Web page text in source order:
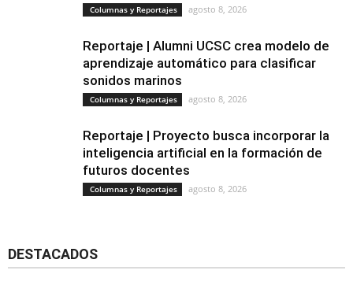
Columnas y Reportajes agosto 8, 2026
Reportaje | Alumni UCSC crea modelo de
aprendizaje automático para clasificar
sonidos marinos
Columnas y Reportajes agosto 8, 2026
Reportaje | Proyecto busca incorporar la
inteligencia artificial en la formación de
futuros docentes
Columnas y Reportajes agosto 8, 2026
DESTACADOS